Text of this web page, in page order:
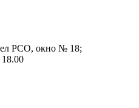
РСО, окно № 18;